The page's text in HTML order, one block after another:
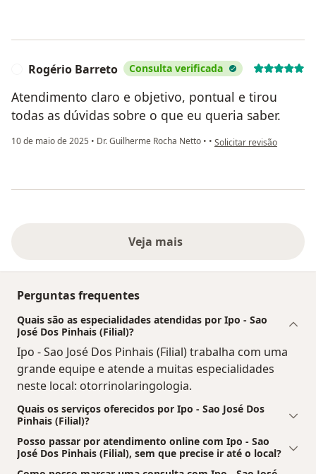
Rogério Barreto Consulta verificada
Atendimento claro e objetivo, pontual e tirou
todas as dúvidas sobre o que eu queria saber.
10 de maio de 2025 • Dr. Guilherme Rocha Netto • • na opinião do utilizador
Solicitar revisão
Veja mais
Perguntas frequentes
Quais são as especialidades atendidas por Ipo - Sao
José Dos Pinhais (Filial)?
Ipo - Sao José Dos Pinhais (Filial) trabalha com uma
grande equipe e atende a muitas especialidades
neste local: otorrinolaringologia.
Quais os serviços oferecidos por Ipo - Sao José Dos
Pinhais (Filial)?
Posso passar por atendimento online com Ipo - Sao
José Dos Pinhais (Filial), sem que precise ir até o local?